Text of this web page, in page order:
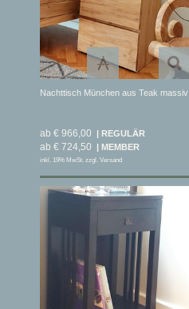
Nachttisch München aus Teak massiv
ab € 966,00
ab € 724,50
inkl. 19% MwSt. zzgl. Versand